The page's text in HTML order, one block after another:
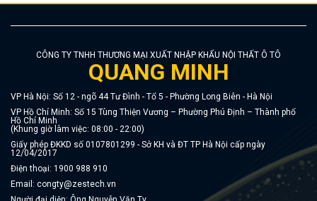
CÔNG TY TNHH THƯƠNG MẠI XUẤT NHẬP KHẨU NỘI THẤT Ô TÔ
QUANG MINH
VP Hà Nội: Số 12 - ngõ 44 Tư Đình - Tổ 5 - Phường Long Biên - Hà Nội
VP Hồ Chí Minh: Số 15 Tùng Thiện Vương – Phường Phú Định – Thành phố
Hồ Chí Minh
(Khung giờ làm việc: 08:00 - 22:00)
Giấy phép ĐKKD số 0107801299 - Sở KH và ĐT TP Hà Nội cấp ngày
12/04/2017
Điện thoại: 1900 988 910
Email: congty@zestech.vn